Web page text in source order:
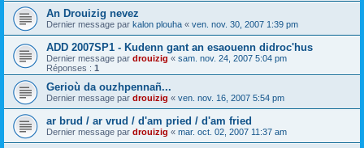
An Drouizig nevez
Dernier message par kalon plouha « ven. nov. 30, 2007 1:39 pm
ADD 2007SP1 - Kudenn gant an esaouenn didroc'hus
Dernier message par drouizig « sam. nov. 24, 2007 5:04 pm
Réponses : 1
Gerioù da ouzhpennañ...
Dernier message par drouizig « ven. nov. 16, 2007 5:54 pm
ar brud / ar vrud / d'am pried / d'am fried
Dernier message par drouizig « mar. oct. 02, 2007 11:37 am